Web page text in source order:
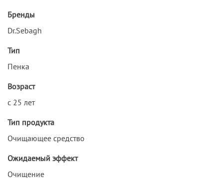
Бренды
Dr.Sebagh
Тип
Пенка
Возраст
с 25 лет
Тип продукта
Очищающее средство
Ожидаемый эффект
Очищение